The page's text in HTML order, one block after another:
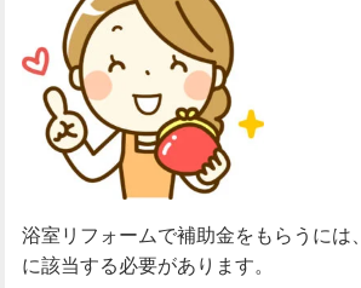
浴室リフォームで補助金をもらうには、
に該当する必要があります。